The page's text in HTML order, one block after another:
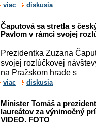
viac diskusia
Čaputová sa stretla s
Pavlom v rámci svojej
Prezidentka Zuzana
svojej rozlúčkovej
na Pražskom hrade s
viac diskusia
Minister Tomáš a
laureátov za výnimočný
VIDEO, FOTO